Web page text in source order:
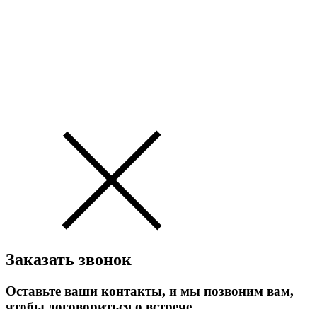
Заказать звонок
Оставьте ваши контакты, и мы позвоним вам,